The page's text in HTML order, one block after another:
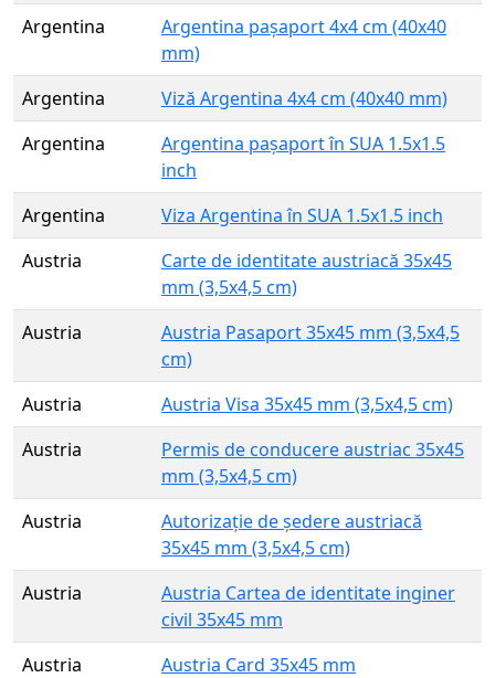
Argentina
Argentina pașaport 4x4 cm (40x40
mm)
Argentina
Viză Argentina 4x4 cm (40x40 mm)
Argentina
Argentina pașaport în SUA 1.5x1.5
inch
Argentina
Viza Argentina în SUA 1.5x1.5 inch
Austria
Carte de identitate austriacă 35x45
mm (3,5x4,5 cm)
Austria
Austria Pasaport 35x45 mm (3,5x4,5
cm)
Austria
Austria Visa 35x45 mm (3,5x4,5 cm)
Austria
Permis de conducere austriac 35x45
mm (3,5x4,5 cm)
Austria
Autorizație de ședere austriacă
35x45 mm (3,5x4,5 cm)
Austria
Austria Cartea de identitate inginer
civil 35x45 mm
Austria
Austria Card 35x45 mm